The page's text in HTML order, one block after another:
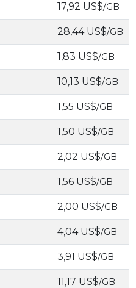
17,92 US$/GB
28,44 US$/GB
1,83 US$/GB
10,13 US$/GB
1,55 US$/GB
1,50 US$/GB
2,02 US$/GB
1,56 US$/GB
2,00 US$/GB
4,04 US$/GB
3,91 US$/GB
11,17 US$/GB